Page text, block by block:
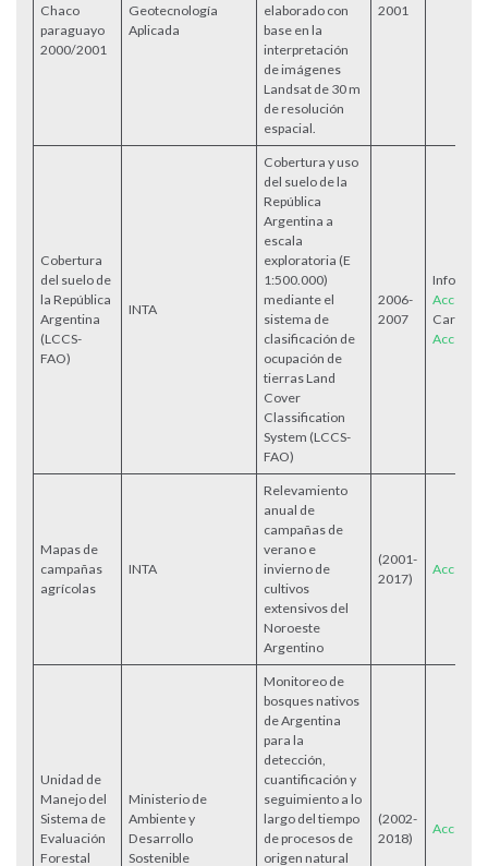
Chaco
paraguayo
2000/2001
Geotecnología
Aplicada
elaborado con
base en la
interpretación
de imágenes
Landsat de 30 m
de resolución
espacial.
2001
Cobertura
del suelo de
la República
Argentina
(LCCS-
FAO)
INTA
Cobertura y uso
del suelo de la
República
Argentina a
escala
exploratoria (E
1:500.000)
mediante el
sistema de
clasificación de
ocupación de
tierras Land
Cover
Classification
System (LCCS-
FAO)
2006-
2007
Informe
Acceder
Acceder
Mapas de
campañas
agrícolas
INTA
Relevamiento
anual de
campañas de
verano e
invierno de
cultivos
extensivos del
Noroeste
Argentino
(2001-
2017)
Acceder
Unidad de
Manejo del
Sistema de
Evaluación
Forestal
Ministerio de
Ambiente y
Desarrollo
Sostenible
Monitoreo de
bosques nativos
de Argentina
para la
detección,
cuantificación y
seguimiento a lo
largo del tiempo
de procesos de
origen natural
(2002-
2018)
Acceder